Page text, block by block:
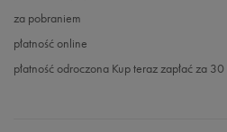
za pobraniem
płatność online
płatność odroczona Kup teraz zapłać za